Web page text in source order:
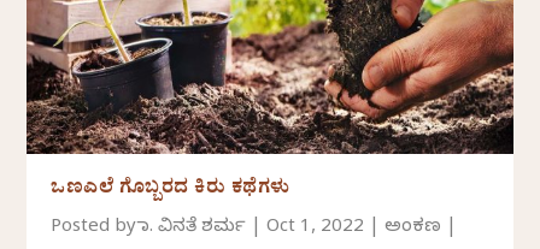
ಒಣಎಲೆ ಗೊಬ್ಬರದ ಕಿರು ಕಥೆಗಳು
Posted byಡಾ. ವಿನತೆ ಶರ್ಮ |Oct 1, 2022 |ಅಂಕಣ